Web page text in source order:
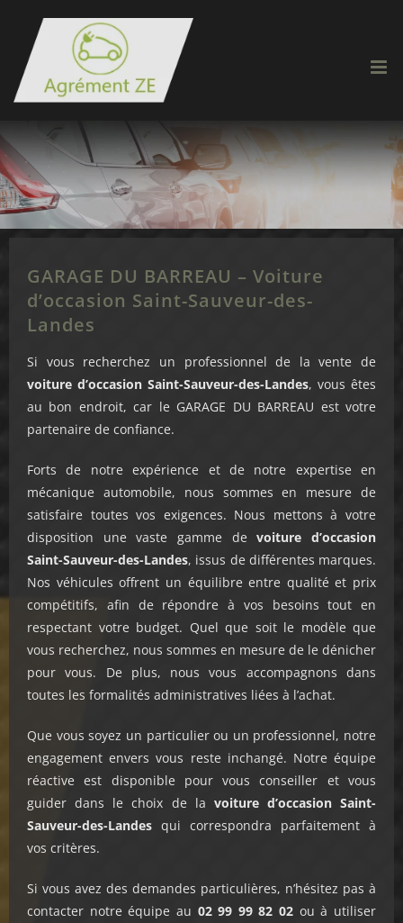
contenu
GARAGE DU BARREAU – Voiture
d’occasion Saint-Sauveur-des-
Landes
Si vous recherchez un professionnel de la vente de
voiture d’occasion Saint-Sauveur-des-Landes, vous êtes
au bon endroit, car le GARAGE DU BARREAU est votre
partenaire de confiance.
Forts de notre expérience et de notre expertise en
mécanique automobile, nous sommes en mesure de
satisfaire toutes vos exigences. Nous mettons à votre
disposition une vaste gamme devoiture d’occasion
Saint-Sauveur-des-Landes, issus de différentes marques.
Nos véhicules offrent un équilibre entre qualité et prix
compétitifs, afin de répondre à vos besoins tout en
respectant votre budget. Quel que soit le modèle que
vous recherchez, nous sommes en mesure de le dénicher
pour vous. De plus, nous vous accompagnons dans
toutes les formalités administratives liées à l’achat.
Que vous soyez un particulier ou un professionnel, notre
engagement envers vous reste inchangé. Notre équipe
réactive est disponible pour vous conseiller et vous
guider dans le choix de la voiture d’occasion Saint-
Sauveur-des-Landes qui correspondra parfaitement à
vos critères.
Si vous avez des demandes particulières, n’hésitez pas à
contacter notre équipe au 02 99 99 82 02 ou à utiliser